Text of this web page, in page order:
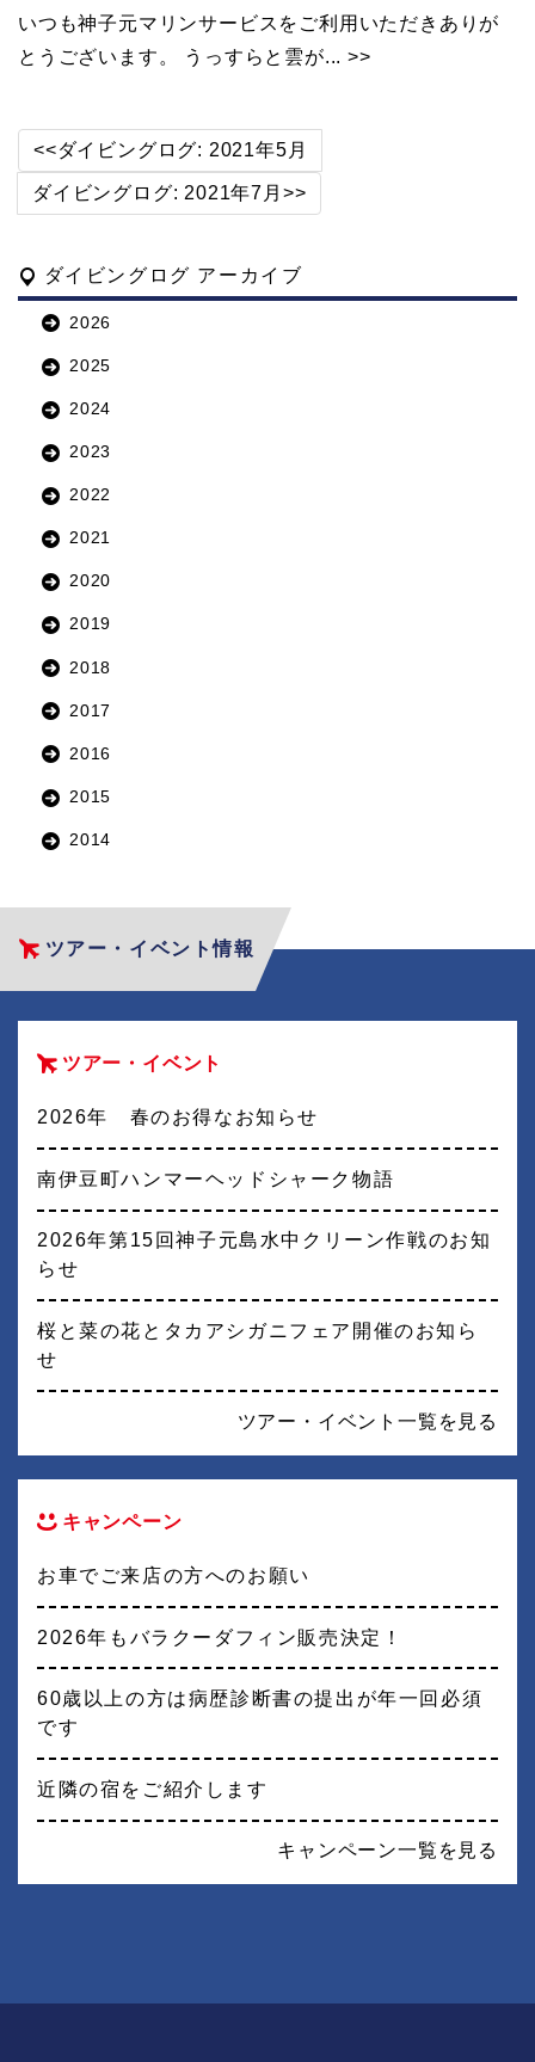
いつも神子元マリンサービスをご利用いただきありが
とうございます。 うっすらと雲が... >>
<<ダイビングログ: 2021年5月
ダイビングログ: 2021年7月>>
ダイビングログ アーカイブ
2026
2025
2024
2023
2022
2021
2020
2019
2018
2017
2016
2015
2014
ツアー・イベント情報
ツアー・イベント
2026年 春のお得なお知らせ
南伊豆町ハンマーヘッドシャーク物語
2026年第15回神子元島水中クリーン作戦のお知
らせ
桜と菜の花とタカアシガニフェア開催のお知ら
せ
ツアー・イベント一覧を見る
キャンペーン
お車でご来店の方へのお願い
2026年もバラクーダフィン販売決定！
60歳以上の方は病歴診断書の提出が年一回必須
です
近隣の宿をご紹介します
キャンペーン一覧を見る